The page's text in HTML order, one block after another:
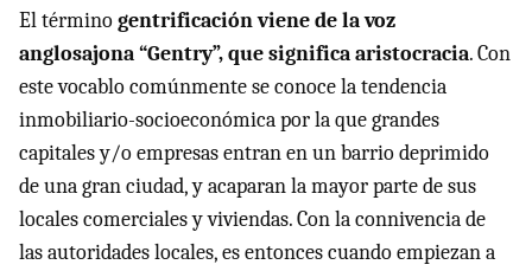
El términogentrificación viene de la voz
anglosajona “Gentry”, que significa aristocracia. Con
este vocablo comúnmente se conoce la tendencia
inmobiliario-socioeconómica por la que grandes
capitales y/o empresas entran en un barrio deprimido
de una gran ciudad, y acaparan la mayor parte de sus
locales comerciales y viviendas. Con la connivencia de
las autoridades locales, es entonces cuando empiezan a